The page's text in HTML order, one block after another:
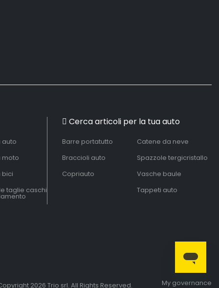
auto
moto
bici
taglie caschi
Cerca articoli per la tua auto
Barre portatutto
Braccioli auto
Copriauto
Catene da neve
Spazzole tergicristallo
Vasche baule
Tappeti auto
My governance
2026 Trio srl. All Rights Reserved.